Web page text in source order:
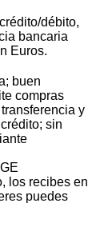
débito,
bancaria
Euros.
buen
compras
y
sin
los recibes en
puedes